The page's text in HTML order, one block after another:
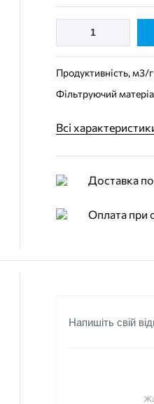
Продуктивність, м3/
Фільтруючий
Всі
Доставка по
Оплата при
Напишіть свій